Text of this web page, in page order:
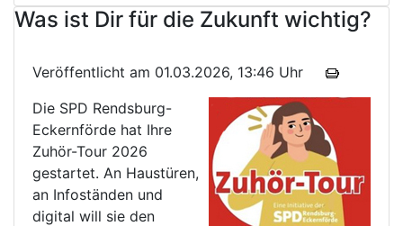
Was ist Dir für die Zukunft wichtig?
Veröffentlicht am 01.03.2026, 13:46 Uhr
Die SPD Rendsburg-
Eckernförde hat Ihre
Zuhör-Tour 2026
gestartet. An Haustüren,
an Infoständen und
digital will sie den